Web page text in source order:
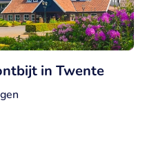
in Twente